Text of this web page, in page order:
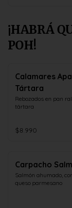
¡HABRÁ
POH!
Calamares
Tártara
Rebozados en pan
tártara
$8.990
Carpacho
Salmón ahumado,
queso parmesano